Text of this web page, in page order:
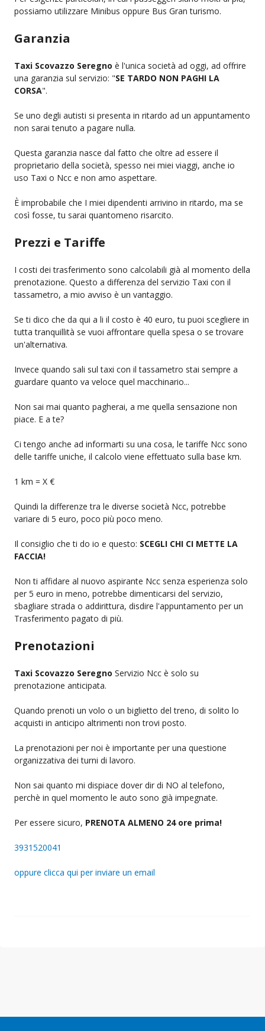
possiamo utilizzare Minibus oppure Bus Gran turismo.
Garanzia
Taxi Scovazzo Seregno è l'unica società ad oggi, ad offrire
una garanzia sul servizio: "SE TARDO NON PAGHI LA
CORSA".
Se uno degli autisti si presenta in ritardo ad un appuntamento
non sarai tenuto a pagare nulla.
Questa garanzia nasce dal fatto che oltre ad essere il
proprietario della società, spesso nei miei viaggi, anche io
uso Taxi o Ncc e non amo aspettare.
È improbabile che I miei dipendenti arrivino in ritardo, ma se
così fosse, tu sarai quantomeno risarcito.
Prezzi e Tariffe
I costi dei trasferimento sono calcolabili già al momento della
prenotazione. Questo a differenza del servizio Taxi con il
tassametro, a mio avviso è un vantaggio.
Se ti dico che da qui a li il costo è 40 euro, tu puoi scegliere in
tutta tranquillità se vuoi affrontare quella spesa o se trovare
un'alternativa.
Invece quando sali sul taxi con il tassametro stai sempre a
guardare quanto va veloce quel macchinario...
Non sai mai quanto pagherai, a me quella sensazione non
piace. E a te?
Ci tengo anche ad informarti su una cosa, le tariffe Ncc sono
delle tariffe uniche, il calcolo viene effettuato sulla base km.
1 km = X €
Quindi la differenze tra le diverse società Ncc, potrebbe
variare di 5 euro, poco più poco meno.
Il consiglio che ti do io e questo: SCEGLI CHI CI METTE LA
FACCIA!
Non ti affidare al nuovo aspirante Ncc senza esperienza solo
per 5 euro in meno, potrebbe dimenticarsi del servizio,
sbagliare strada o addirittura, disdire l'appuntamento per un
Trasferimento pagato di più.
Prenotazioni
Taxi Scovazzo Seregno Servizio Ncc è solo su
prenotazione anticipata.
Quando prenoti un volo o un biglietto del treno, di solito lo
acquisti in anticipo altrimenti non trovi posto.
La prenotazioni per noi è importante per una questione
organizzativa dei turni di lavoro.
Non sai quanto mi dispiace dover dir di NO al telefono,
perchè in quel momento le auto sono già impegnate.
Per essere sicuro, PRENOTA ALMENO 24 ore prima!
3931520041
oppure clicca qui per inviare un email